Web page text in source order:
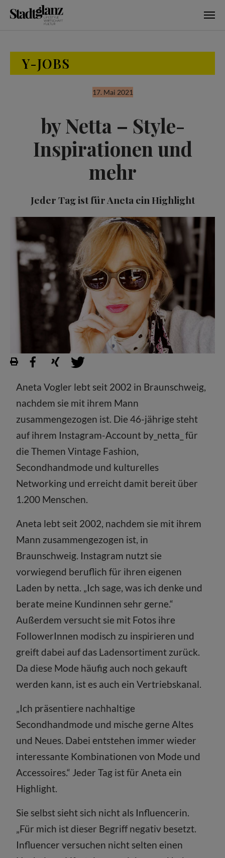
Y-JOBS
17. Mai 2021
by Netta – Style-
Inspirationen und
mehr
Jeder Tag ist für Aneta ein Highlight
Aneta Vogler lebt seit 2002 in Braunschweig,
nachdem sie mit ihrem Mann
zusammengezogen ist. Die 46-jährige steht
auf ihrem Instagram-Account by_netta_ für
die Themen Vintage Fashion,
Secondhandmode und kulturelles
Networking und erreicht damit bereit über
1.200 Menschen.
Aneta lebt seit 2002, nachdem sie mit ihrem
Mann zusammengezogen ist, in
Braunschweig. Instagram nutzt sie
vorwiegend beruflich für ihren eigenen
Laden by netta. „Ich sage, was ich denke und
berate meine Kundinnen sehr gerne.“
Außerdem versucht sie mit Fotos ihre
FollowerInnen modisch zu inspirieren und
greift dabei auf das Ladensortiment zurück.
Da diese Mode häufig auch noch gekauft
werden kann, ist es auch ein Vertriebskanal.
„Ich präsentiere nachhaltige
Secondhandmode und mische gerne Altes
und Neues. Dabei entstehen immer wieder
interessante Kombinationen von Mode und
Accessoires.“ Jeder Tag ist für Aneta ein
Highlight.
Sie selbst sieht sich nicht als Influencerin.
„Für mich ist dieser Begriff negativ besetzt.
Influencer versuchen nicht selten einen